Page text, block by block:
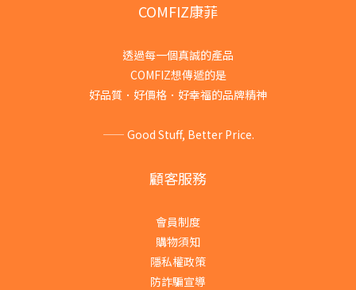
COMFIZ康菲
透過每一個真誠的產品
COMFIZ想傳遞的是
好品質．好價格．好幸福的品牌精神
—— Good Stuff, Better Price.
顧客服務
會員制度
購物須知
隱私權政策
防詐騙宣導